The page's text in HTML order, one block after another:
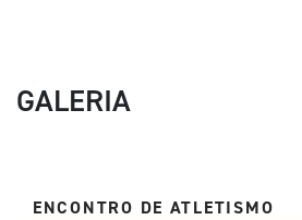
GALERIA
ENCONTRO DE ATLETISMO